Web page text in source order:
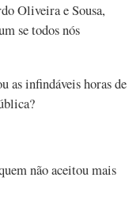
Oliveira e Sousa,
se todos nós
as infindáveis horas de
não aceitou mais